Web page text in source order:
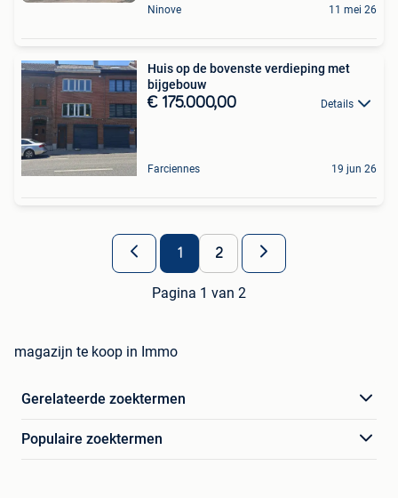
Ninove 11 mei 26
Huis op de bovenste verdieping met
bijgebouw
€ 175.000,00 Details
Farciennes 19 jun 26
1 2
Pagina 1 van 2
magazijn te koop in Immo
Gerelateerde zoektermen
Populaire zoektermen